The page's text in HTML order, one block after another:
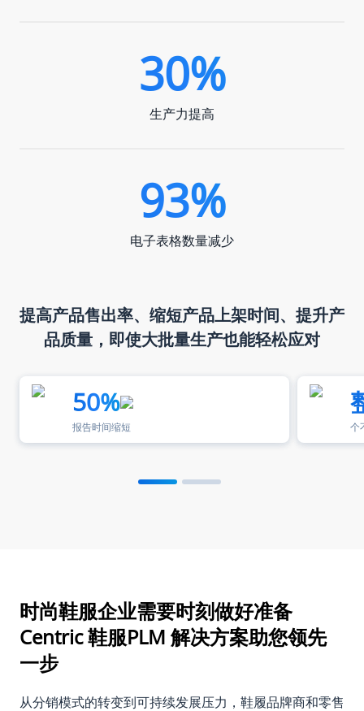
30%
生产力提高
93%
电子表格数量减少
提高产品售出率、缩短产品上架时间、提升产
品质量，即使大批量生产也能轻松应对
50%
报告时间缩短 个
时尚鞋服企业需要时刻做好准备
Centric 鞋服PLM 解决方案助您领先
一步
从分销模式的转变到可持续发展压力，鞋履品牌商和零售